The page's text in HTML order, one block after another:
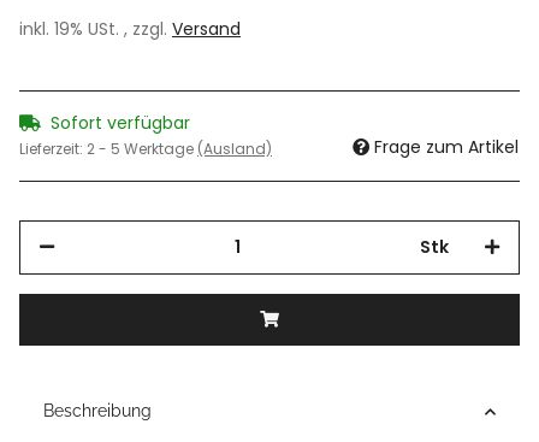
inkl. 19% USt. , zzgl. Versand
Sofort verfügbar
Lieferzeit: 2 - 5 Werktage (Ausland) Frage zum Artikel
Stk
Beschreibung